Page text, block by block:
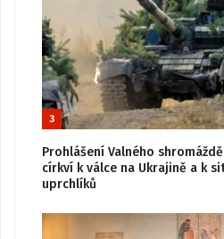
3
Prohlášení Valného
církví k válce na Ukrajině a k
uprchlíků